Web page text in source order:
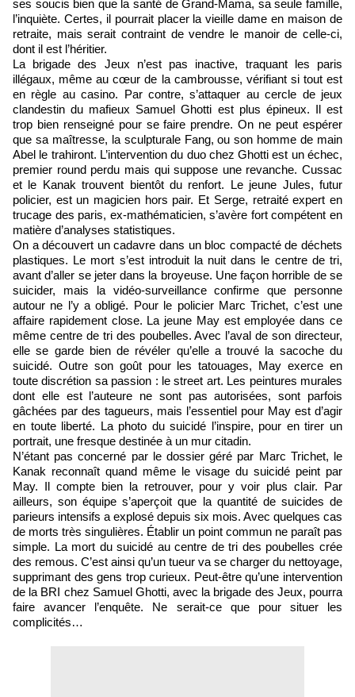
ses soucis bien que la santé de Grand-Mama, sa seule famille,
l’inquiète. Certes, il pourrait placer la vieille dame en maison de
retraite, mais serait contraint de vendre le manoir de celle-ci,
dont il est l’héritier.
La brigade des Jeux n’est pas inactive, traquant les paris
illégaux, même au cœur de la cambrousse, vérifiant si tout est
en règle au casino. Par contre, s’attaquer au cercle de jeux
clandestin du mafieux Samuel Ghotti est plus épineux. Il est
trop bien renseigné pour se faire prendre. On ne peut espérer
que sa maîtresse, la sculpturale Fang, ou son homme de main
Abel le trahiront. L’intervention du duo chez Ghotti est un échec,
premier round perdu mais qui suppose une revanche. Cussac
et le Kanak trouvent bientôt du renfort. Le jeune Jules, futur
policier, est un magicien hors pair. Et Serge, retraité expert en
trucage des paris, ex-mathématicien, s’avère fort compétent en
matière d’analyses statistiques.
On a découvert un cadavre dans un bloc compacté de déchets
plastiques. Le mort s’est introduit la nuit dans le centre de tri,
avant d’aller se jeter dans la broyeuse. Une façon horrible de se
suicider, mais la vidéo-surveillance confirme que personne
autour ne l’y a obligé. Pour le policier Marc Trichet, c’est une
affaire rapidement close. La jeune May est employée dans ce
même centre de tri des poubelles. Avec l’aval de son directeur,
elle se garde bien de révéler qu’elle a trouvé la sacoche du
suicidé. Outre son goût pour les tatouages, May exerce en
toute discrétion sa passion : le street art. Les peintures murales
dont elle est l’auteure ne sont pas autorisées, sont parfois
gâchées par des tagueurs, mais l’essentiel pour May est d’agir
en toute liberté. La photo du suicidé l’inspire, pour en tirer un
portrait, une fresque destinée à un mur citadin.
N’étant pas concerné par le dossier géré par Marc Trichet, le
Kanak reconnaît quand même le visage du suicidé peint par
May. Il compte bien la retrouver, pour y voir plus clair. Par
ailleurs, son équipe s’aperçoit que la quantité de suicides de
parieurs intensifs a explosé depuis six mois. Avec quelques cas
de morts très singulières. Établir un point commun ne paraît pas
simple. La mort du suicidé au centre de tri des poubelles crée
des remous. C’est ainsi qu’un tueur va se charger du nettoyage,
supprimant des gens trop curieux. Peut-être qu’une intervention
de la BRI chez Samuel Ghotti, avec la brigade des Jeux, pourra
faire avancer l’enquête. Ne serait-ce que pour situer les
complicités…